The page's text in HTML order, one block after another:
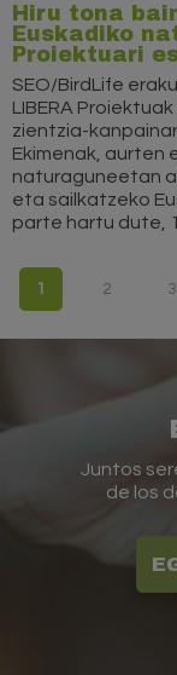
Hiru tona
Euskadiko
Proiektuari
SEO/BirdLife
LIBERA
zientzia-
Ekimenak, aurten
naturaguneetan
eta sailkatzeko
parte hartu dute,
Orriak
1 2 3
Juntos
de los